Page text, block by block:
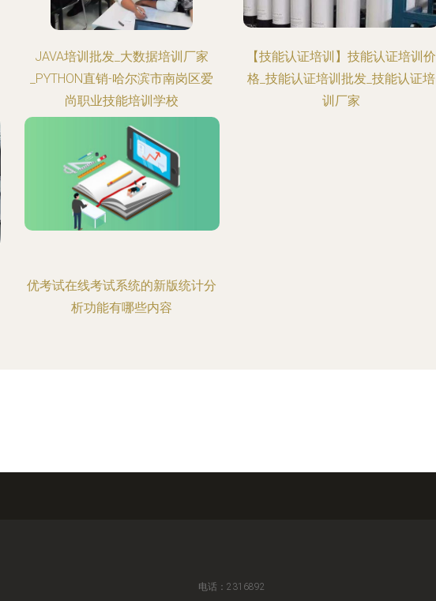
JAVA培训批发_大数据培训厂家
_PYTHON直销-哈尔滨市南岗区爱
尚职业技能培训学校
【技能认证培训】技能认证培训价
格_技能认证培训批发_技能认证培
训厂家
优考试在线考试系统的新版统计分
析功能有哪些内容
电话：2316892